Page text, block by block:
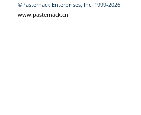
©Pasternack Enterprises, Inc. 1999-2026
www.pasternack.cn